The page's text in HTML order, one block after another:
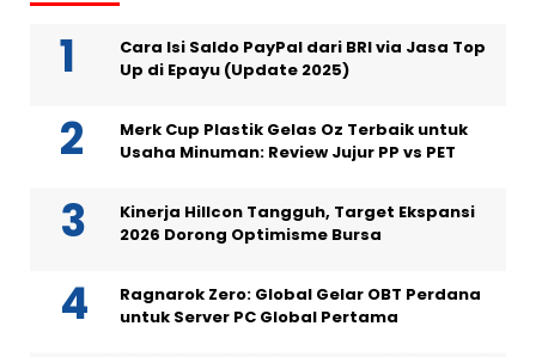
Cara Isi Saldo PayPal dari BRI via Jasa Top
Up di Epayu (Update 2025)
Merk Cup Plastik Gelas Oz Terbaik untuk
Usaha Minuman: Review Jujur PP vs PET
Kinerja Hillcon Tangguh, Target Ekspansi
2026 Dorong Optimisme Bursa
Ragnarok Zero: Global Gelar OBT Perdana
untuk Server PC Global Pertama